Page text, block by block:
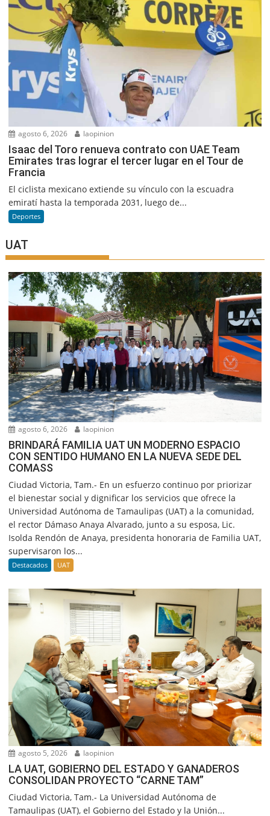
agosto 6, 2026 laopinion
Isaac del Toro renueva contrato con UAE Team
Emirates tras lograr el tercer lugar en el Tour de
Francia
El ciclista mexicano extiende su vínculo con la escuadra
emiratí hasta la temporada 2031, luego de...
Deportes
UAT
agosto 6, 2026 laopinion
BRINDARÁ FAMILIA UAT UN MODERNO ESPACIO
CON SENTIDO HUMANO EN LA NUEVA SEDE DEL
COMASS
Ciudad Victoria, Tam.- En un esfuerzo continuo por priorizar
el bienestar social y dignificar los servicios que ofrece la
Universidad Autónoma de Tamaulipas (UAT) a la comunidad,
el rector Dámaso Anaya Alvarado, junto a su esposa, Lic.
Isolda Rendón de Anaya, presidenta honoraria de Familia UAT,
supervisaron los...
Destacados UAT
agosto 5, 2026 laopinion
LA UAT, GOBIERNO DEL ESTADO Y GANADEROS
CONSOLIDAN PROYECTO “CARNE TAM”
Ciudad Victoria, Tam.- La Universidad Autónoma de
Tamaulipas (UAT), el Gobierno del Estado y la Unión...